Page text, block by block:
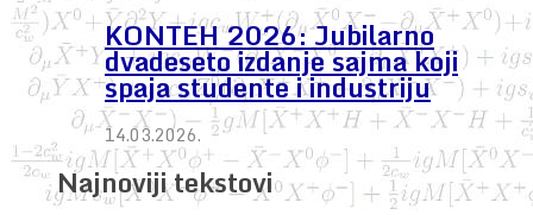
KONTEH 2026: Jubilarno
dvadeseto izdanje sajma koji
spaja studente i industriju
14.03.2026.
Najnoviji tekstovi